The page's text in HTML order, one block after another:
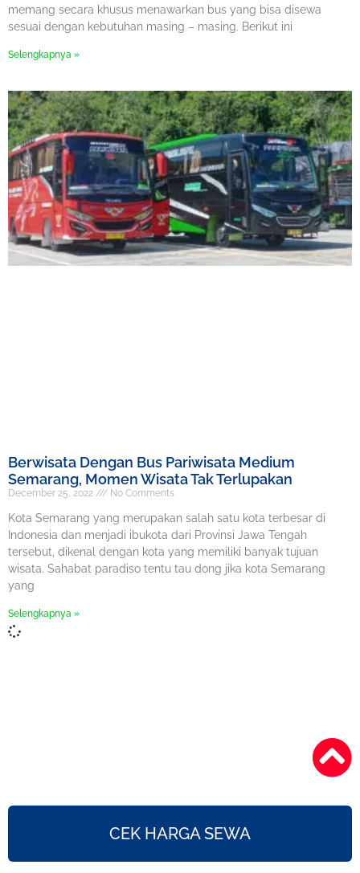
memang secara khusus menawarkan bus yang bisa disewa
sesuai dengan kebutuhan masing – masing. Berikut ini
Selengkapnya »
Berwisata Dengan Bus Pariwisata Medium
Semarang, Momen Wisata Tak Terlupakan
December 25, 2022 No Comments
Kota Semarang yang merupakan salah satu kota terbesar di
Indonesia dan menjadi ibukota dari Provinsi Jawa Tengah
tersebut, dikenal dengan kota yang memiliki banyak tujuan
wisata. Sahabat paradiso tentu tau dong jika kota Semarang
yang
Selengkapnya »
CEK HARGA SEWA